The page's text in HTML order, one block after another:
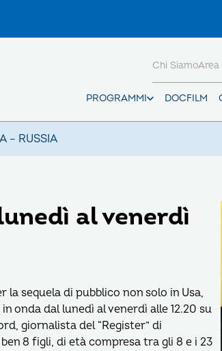
PROGRAMMI DOCFILM
Chi Siamo
– RUSSIA
al venerdì
la sequela di pubblico non solo in Usa,
onda dal lunedì al venerdì alle 12.20 su
giornalista del “Register” di
8 figli, di età compresa tra gli 8 e i 23